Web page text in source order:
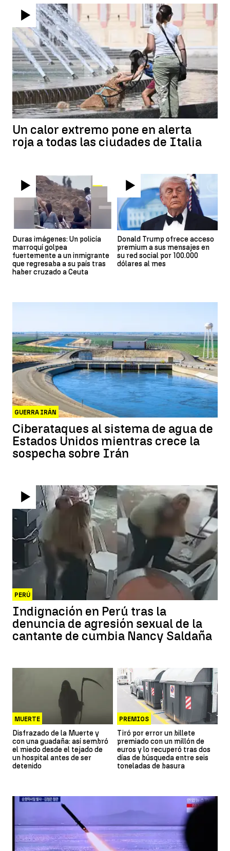
Un calor extremo pone en alerta
roja a todas las ciudades de Italia
Duras imágenes: Un policía
marroquí golpea
fuertemente a un inmigrante
que regresaba a su país tras
haber cruzado a Ceuta
Donald Trump ofrece acceso
premium a sus mensajes en
su red social por 100.000
dólares al mes
GUERRA IRÁN
Ciberataques al sistema de agua de
Estados Unidos mientras crece la
sospecha sobre Irán
PERÚ
Indignación en Perú tras la
denuncia de agresión sexual de la
cantante de cumbia Nancy Saldaña
MUERTE
Disfrazado de la Muerte y
con una guadaña: así sembró
el miedo desde el tejado de
un hospital antes de ser
detenido
PREMIOS
Tiró por error un billete
premiado con un millón de
euros y lo recuperó tras dos
días de búsqueda entre seis
toneladas de basura